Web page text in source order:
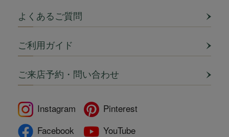
よくあるご質問
ご利用ガイド
ご来店予約・問い合わせ
Instagram
Pinterest
Facebook
YouTube